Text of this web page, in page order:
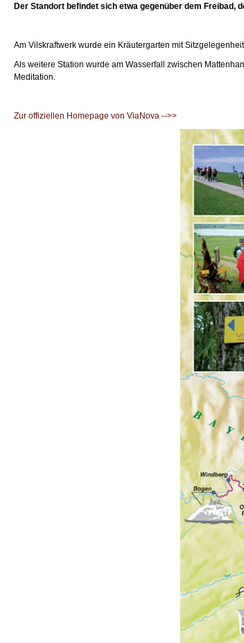
Der Standort befindet sich etwa gegenüber dem Freibad,
Am Vilskraftwerk wurde ein Kräutergarten mit
Als weitere Station wurde am Wasserfall zwischen
Meditation.
Zur offiziellen Homepage von ViaNova -->>